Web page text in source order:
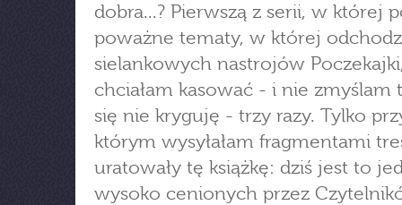
dobra...? Pierwszą z serii, w której
poważne tematy, w której
sielankowych nastrojów
chciałam kasować - i nie zmyślam
się nie kryguję - trzy razy. Tylko
którym wysyłałam fragmentami
uratowały tę książkę: dziś jest to
wysoko cenionych przez